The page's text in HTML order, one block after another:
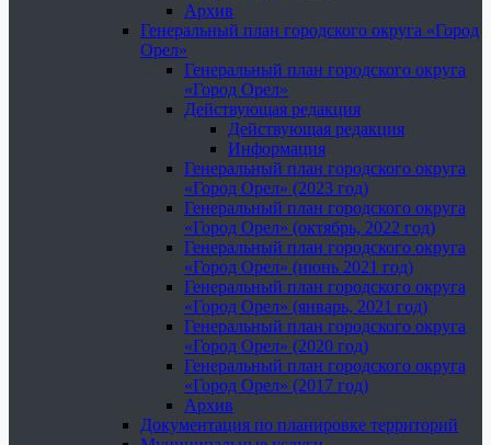
Архив
Генеральный план городского округа «Город
Орел»
Генеральный план городского округа
«Город Орел»
Действующая редакция
Действующая редакция
Информация
Генеральный план городского округа
«Город Орел» (2023 год)
Генеральный план городского округа
«Город Орел» (октябрь, 2022 год)
Генеральный план городского округа
«Город Орел» (июнь 2021 год)
Генеральный план городского округа
«Город Орел» (январь, 2021 год)
Генеральный план городского округа
«Город Орел» (2020 год)
Генеральный план городского округа
«Город Орел» (2017 год)
Архив
Документация по планировке территорий